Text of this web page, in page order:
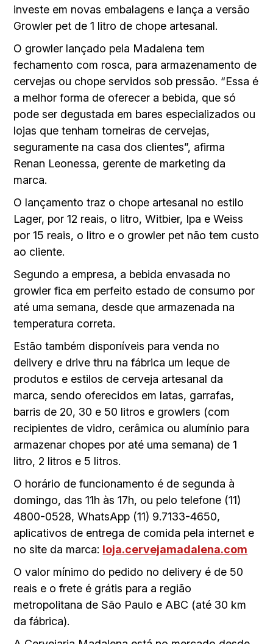
investe em novas embalagens e lança a versão
Growler pet de 1 litro de chope artesanal.
O growler lançado pela Madalena tem
fechamento com rosca, para armazenamento de
cervejas ou chope servidos sob pressão. “Essa é
a melhor forma de oferecer a bebida, que só
pode ser degustada em bares especializados ou
lojas que tenham torneiras de cervejas,
seguramente na casa dos clientes”, afirma
Renan Leonessa, gerente de marketing da
marca.
O lançamento traz o chope artesanal no estilo
Lager, por 12 reais, o litro, Witbier, Ipa e Weiss
por 15 reais, o litro e o growler pet não tem custo
ao cliente.
Segundo a empresa, a bebida envasada no
growler fica em perfeito estado de consumo por
até uma semana, desde que armazenada na
temperatura correta.
Estão também disponíveis para venda no
delivery e drive thru na fábrica um leque de
produtos e estilos de cerveja artesanal da
marca, sendo oferecidos em latas, garrafas,
barris de 20, 30 e 50 litros e growlers (com
recipientes de vidro, cerâmica ou alumínio para
armazenar chopes por até uma semana) de 1
litro, 2 litros e 5 litros.
O horário de funcionamento é de segunda à
domingo, das 11h às 17h, ou pelo telefone (11)
4800-0528, WhatsApp (11) 9.7133-4650,
aplicativos de entrega de comida pela internet e
no site da marca: loja.cervejamadalena.com
O valor mínimo do pedido no delivery é de 50
reais e o frete é grátis para a região
metropolitana de São Paulo e ABC (até 30 km
da fábrica).